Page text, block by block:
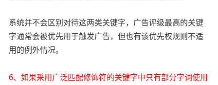
系统并不会区别对待这两类关键字，广告评级最高的关键
字通常会被优先用于触发广告，但也有该优先权规则不适
用的例外情况。
6、如果采用广泛匹配修饰符的关键字中只有部分字词使用